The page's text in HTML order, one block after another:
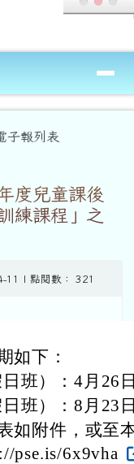
學
子報列表
度兒童課後
練課程」之
| 點閱數： 321
如下：
班）：4月26
班）：8月23
如附件，或至
pse.is/6x9vha